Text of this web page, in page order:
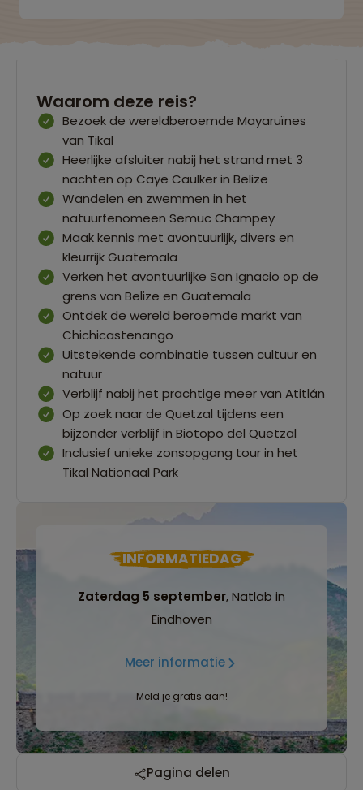
Waarom deze reis?
Bezoek de wereldberoemde Mayaruïnes
van Tikal
Heerlijke afsluiter nabij het strand met 3
nachten op Caye Caulker in Belize
Wandelen en zwemmen in het
natuurfenomeen Semuc Champey
Maak kennis met avontuurlijk, divers en
kleurrijk Guatemala
Verken het avontuurlijke San Ignacio op de
grens van Belize en Guatemala
Ontdek de wereld beroemde markt van
Chichicastenango
Uitstekende combinatie tussen cultuur en
natuur
Verblijf nabij het prachtige meer van Atitlán
Op zoek naar de Quetzal tijdens een
bijzonder verblijf in Biotopo del Quetzal
Inclusief unieke zonsopgang tour in het
Tikal Nationaal Park
INFORMATIEDAG
Zaterdag 5 september, Natlab in
Eindhoven
Meer informatie
Meld je gratis aan!
Pagina delen